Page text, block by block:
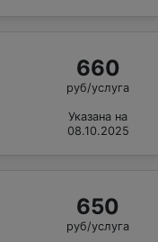
660
руб/услуга
Указана на
08.10.2025
650
руб/услуга